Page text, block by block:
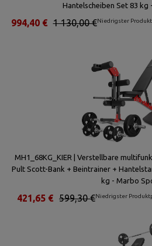
Hantelscheiben Set 83
Niedrigster
1 130,00 €
994,40 €
MH1_68KG_KIER | Verstellbare
Pult Scott-Bank + Beintrainer +
kg - Marbo
Niedrigster
599,30 €
421,65 €